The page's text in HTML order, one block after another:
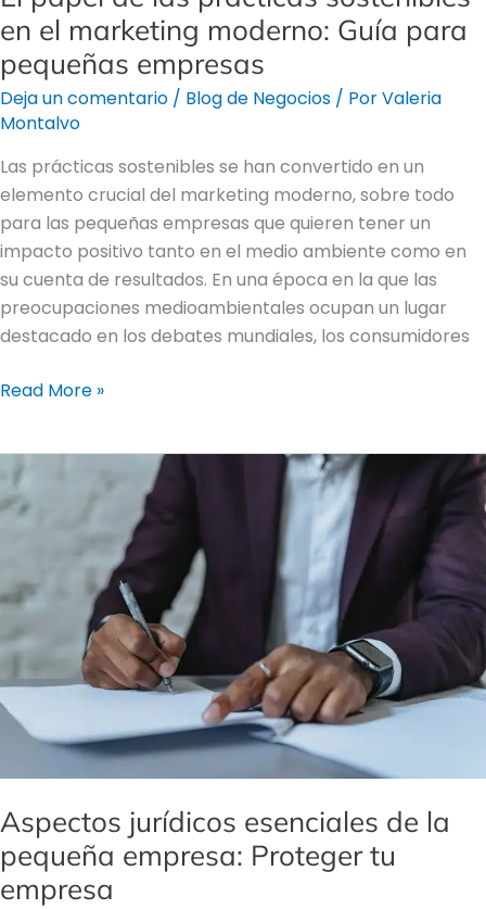
en el marketing moderno: Guía para
pequeñas empresas
Deja un comentario / Blog de Negocios / PorValeria
Montalvo
Las prácticas sostenibles se han convertido en un
elemento crucial del marketing moderno, sobre todo
para las pequeñas empresas que quieren tener un
impacto positivo tanto en el medio ambiente como en
su cuenta de resultados. En una época en la que las
preocupaciones medioambientales ocupan un lugar
destacado en los debates mundiales, los consumidores
empresas
Read More »
Aspectos jurídicos esenciales de la
pequeña empresa: Proteger tu
empresa
Aspectos
jurídicos
esenciales
la
pequeña
empresa:
Proteger
tu
empresa